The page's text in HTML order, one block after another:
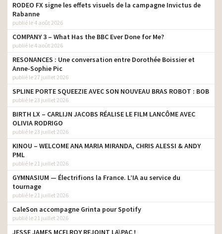
RODEO FX signe les effets visuels de la campagne Invictus de
Rabanne
publié le 4 août 2026
COMPANY 3 – What Has the BBC Ever Done for Me?
publié le 4 août 2026
RESONANCES : Une conversation entre Dorothée Boissier et
Anne-Sophie Pic
publié le 27 juillet 2026
SPLINE PORTE SQUEEZIE AVEC SON NOUVEAU BRAS ROBOT : BOB
publié le 23 juillet 2026
BIRTH LX – CARLIJN JACOBS RÉALISE LE FILM LANCÔME AVEC
OLIVIA RODRIGO
publié le 23 juillet 2026
KINOU – WELCOME ANA MARIA MIRANDA, CHRIS ALESSI & ANDY
PML
publié le 21 juillet 2026
GYMNASIUM — Électrifions la France. L’IA au service du
tournage
publié le 21 juillet 2026
CaleSon accompagne Grinta pour Spotify
publié le 21 juillet 2026
JESSE JAMES MCELROY REJOINT LA\PAC !